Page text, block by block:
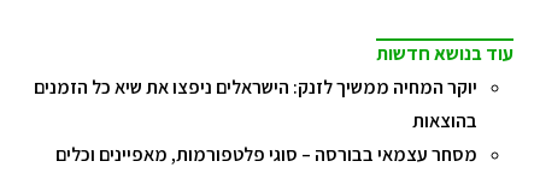
עוד בנושא חדשות
יוקר המחיה ממשיך לזנק: הישראלים ניפצו את שיא כל הזמנים
בהוצאות
מסחר עצמאי בבורסה – סוגי פלטפורמות, מאפיינים וכלים